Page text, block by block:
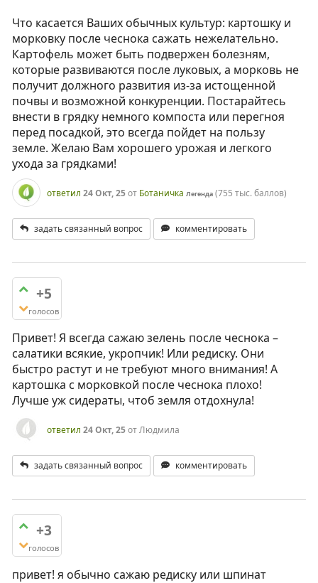
Что касается Ваших обычных культур: картошку и
морковку после чеснока сажать нежелательно.
Картофель может быть подвержен болезням,
которые развиваются после луковых, а морковь не
получит должного развития из-за истощенной
почвы и возможной конкуренции. Постарайтесь
внести в грядку немного компоста или перегноя
перед посадкой, это всегда пойдет на пользу
земле. Желаю Вам хорошего урожая и легкого
ухода за грядками!
ответил 24 Окт, 25от Ботаничка Легенда (755 тыс.баллов)
задать связанный вопрос комментировать
+5
голосов
Привет! Я всегда сажаю зелень после чеснока –
салатики всякие, укропчик! Или редиску. Они
быстро растут и не требуют много внимания! А
картошка с морковкой после чеснока плохо!
Лучше уж сидераты, чтоб земля отдохнула!
ответил 24 Окт, 25отЛюдмила
задать связанный вопрос комментировать
+3
голосов
привет! я обычно сажаю редиску или шпинат